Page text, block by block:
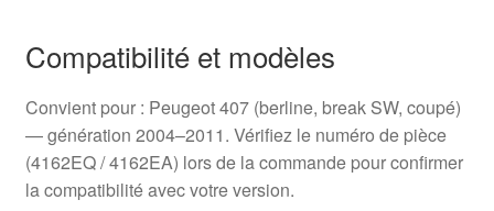
Compatibilité et modèles
Convient pour : Peugeot 407 (berline, break SW, coupé)
— génération 2004–2011. Vérifiez le numéro de pièce
(4162EQ / 4162EA) lors de la commande pour confirmer
la compatibilité avec votre version.